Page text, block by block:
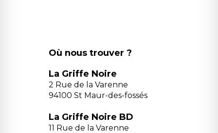
Où nous trouver ?
La Griffe Noire
2 Rue de la Varenne
94100 St Maur-des-fossés
La Griffe Noire BD
11 Rue de la Varenne